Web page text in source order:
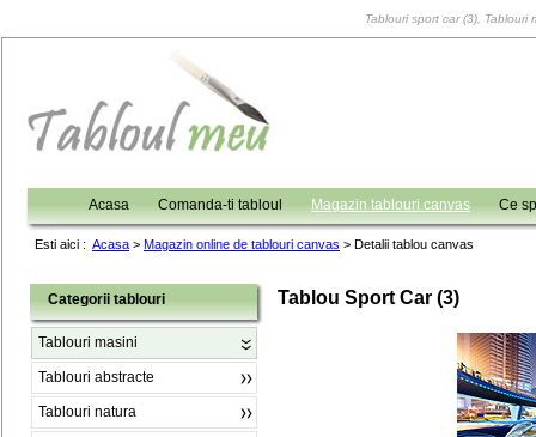
Tablouri sport car (3),
Acasa Comanda-ti tabloul Magazin tablouri canvas Ce
Esti aici : Acasa > Magazin online de tablouri canvas > Detalii tablou canvas
Categorii tablouri
Tablouri masini
Tablouri abstracte
Tablouri natura
Tablou Sport Car (3)